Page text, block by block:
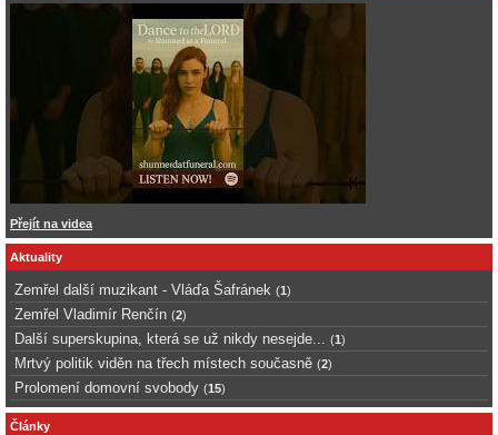
Přejít na videa
Aktuality
Zemřel další muzikant - Vláďa Šafránek (1)
Zemřel Vladimír Renčín (2)
Další superskupina, která se už nikdy nesejde... (1)
Mrtvý politik viděn na třech místech současně (2)
Prolomení domovní svobody (15)
Články